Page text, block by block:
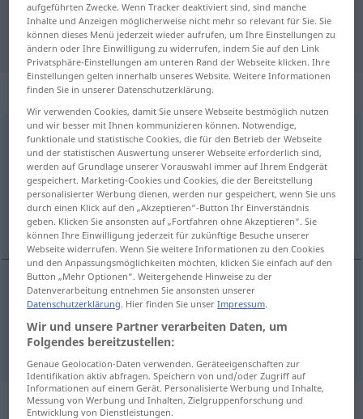
"mittelmäßig" Portugiesisch
Übersetzung
„mittelmäßig“
mittelmäßig
Übersicht aller Übersetzungen
(Für mehr Details die Übersetzung anklicken/antippen)
medíocre, regular
medíocre mittelmäßig
regular mittelmäßig
Synonyme für "mittelmäßig"
aufgeführten Zwecke. Wenn Tracker deaktiviert sind, sind manche
Inhalte und Anzeigen möglicherweise nicht mehr so relevant für Sie. Sie
können dieses Menü jederzeit wieder aufrufen, um Ihre Einstellungen zu
ändern oder Ihre Einwilligung zu widerrufen, indem Sie auf den Link
Privatsphäre-Einstellungen am unteren Rand der Webseite klicken. Ihre
Einstellungen gelten innerhalb unseres Website. Weitere Informationen
finden Sie in unserer Datenschutzerklärung.
Wir verwenden Cookies, damit Sie unsere Webseite bestmöglich nutzen
und wir besser mit Ihnen kommunizieren können. Notwendige,
funktionale und statistische Cookies, die für den Betrieb der Webseite
und der statistischen Auswertung unserer Webseite erforderlich sind,
werden auf Grundlage unserer Vorauswahl immer auf Ihrem Endgerät
gespeichert. Marketing-Cookies und Cookies, die der Bereitstellung
personalisierter Werbung dienen, werden nur gespeichert, wenn Sie uns
durch einen Klick auf den „Akzeptieren“-Button Ihr Einverständnis
geben. Klicken Sie ansonsten auf „Fortfahren ohne Akzeptieren“. Sie
können Ihre Einwilligung jederzeit für zukünftige Besuche unserer
Webseite widerrufen. Wenn Sie weitere Informationen zu den Cookies
und den Anpassungsmöglichkeiten möchten, klicken Sie einfach auf den
Button „Mehr Optionen“. Weitergehende Hinweise zu der
Datenverarbeitung entnehmen Sie ansonsten unserer
Datenschutzerklärung. Hier finden Sie unserImpressum.
Wir und unsere Partner verarbeiten Daten, um
Folgendes bereitzustellen:
Genaue Geolocation-Daten verwenden. Geräteeigenschaften zur
Identifikation aktiv abfragen. Speichern von und/oder Zugriff auf
Informationen auf einem Gerät. Personalisierte Werbung und Inhalte,
Messung von Werbung und Inhalten, Zielgruppenforschung und
Entwicklung von Dienstleistungen.